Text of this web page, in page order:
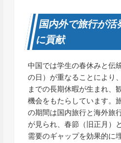
国内外で旅行が活
に貢献
中国では学生の春休みと伝
の日）が重なることにより
までの長期休暇が生まれ、
機会をもたらしています。
の期間は国内旅行と海外旅
が見られ、春節（旧正月）
需要のギャップを効果的に